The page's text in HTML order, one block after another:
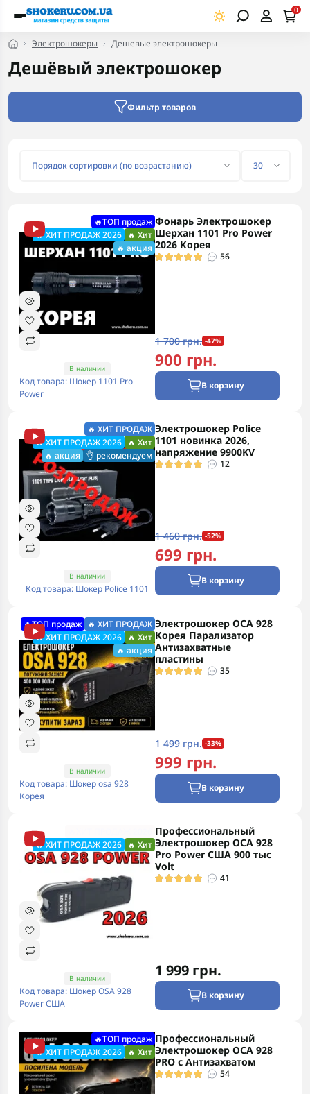
0
Электрошокеры Дешевые электрошокеры
Дешёвый электрошокер
Фильтр товаров
🔥ТОП продаж
🔥 ХИТ ПРОДАЖ 2026 🔥 Хит
🔥 акция
В наличии
Код товара: Шокер 1101 Pro
Power
Фонарь Электрошокер
Шерхан 1101 Pro Power
2026 Корея
56
1 700 грн. -47%
900 грн.
В корзину
🔥 ХИТ ПРОДАЖ
🔥 ХИТ ПРОДАЖ 2026 🔥 Хит
🔥 акция 👌 рекомендуем
В наличии
Код товара: Шокер Police 1101
Электрошокер Police
1101 новинка 2026,
напряжение 9900KV
12
1 460 грн. -52%
699 грн.
В корзину
🔥ТОП продаж 🔥 ХИТ ПРОДАЖ
🔥 ХИТ ПРОДАЖ 2026 🔥 Хит
🔥 акция
В наличии
Код товара: Шокер osa 928
Корея
Электрошокер ОСА 928
Корея Парализатор
Антизахватные
пластины
35
1 499 грн. -33%
999 грн.
В корзину
🔥 ХИТ ПРОДАЖ 2026 🔥 Хит
В наличии
Код товара: Шокер OSA 928
Power США
Профессиональный
Электрошокер ОСА 928
Pro Power США 900 тыс
Volt
41
1 999 грн.
В корзину
🔥ТОП продаж
🔥 ХИТ ПРОДАЖ 2026 🔥 Хит
Профессиональный
Электрошокер ОСА 928
PRO с Антизахватом
54